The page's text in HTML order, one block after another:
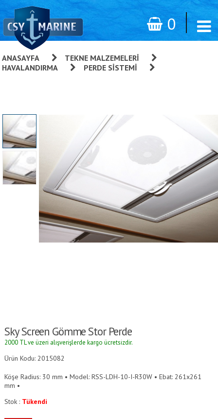
0
ANASAYFA TEKNE MALZEMELERI
HAVALANDIRMA
PERDE SISTEMI
Sky Screen Gömme Stor Perde
2000 TL ve üzeri alışverişlerde kargo ücretsizdir.
Ürün Kodu: 2015082
Köşe Radius: 30 mm • Model: RSS-LDH-10-I-R30W • Ebat: 261x261
mm •
Stok : Tükendi